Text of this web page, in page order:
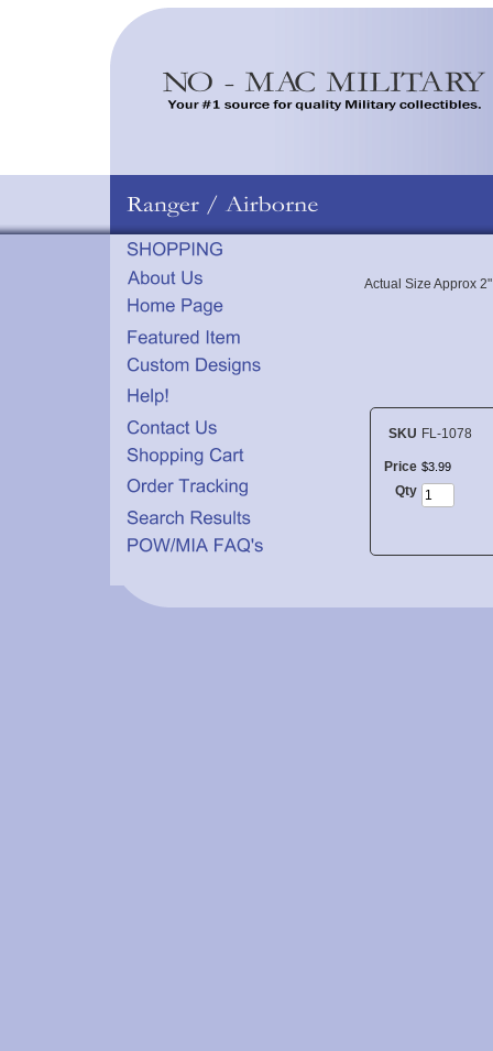
Actual Size Approx
SKU FL-1078
Price $3 99
Qty